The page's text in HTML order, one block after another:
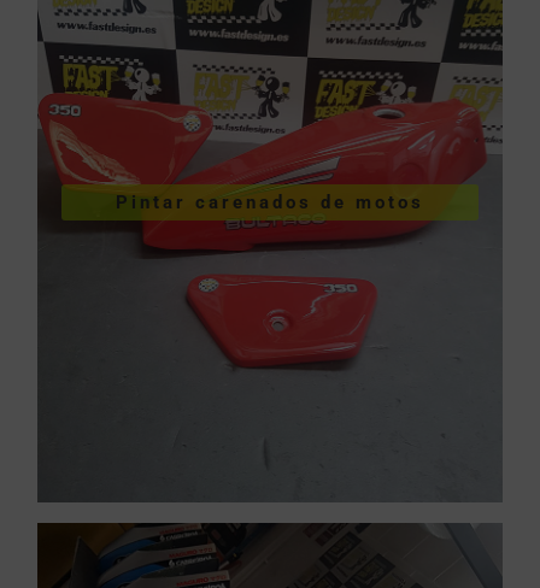
Pintar carenados de motos
Pintar carenados de
motos
VER PINTURA DE CARENADOS